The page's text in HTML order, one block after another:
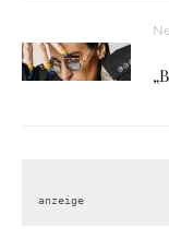
anzeige